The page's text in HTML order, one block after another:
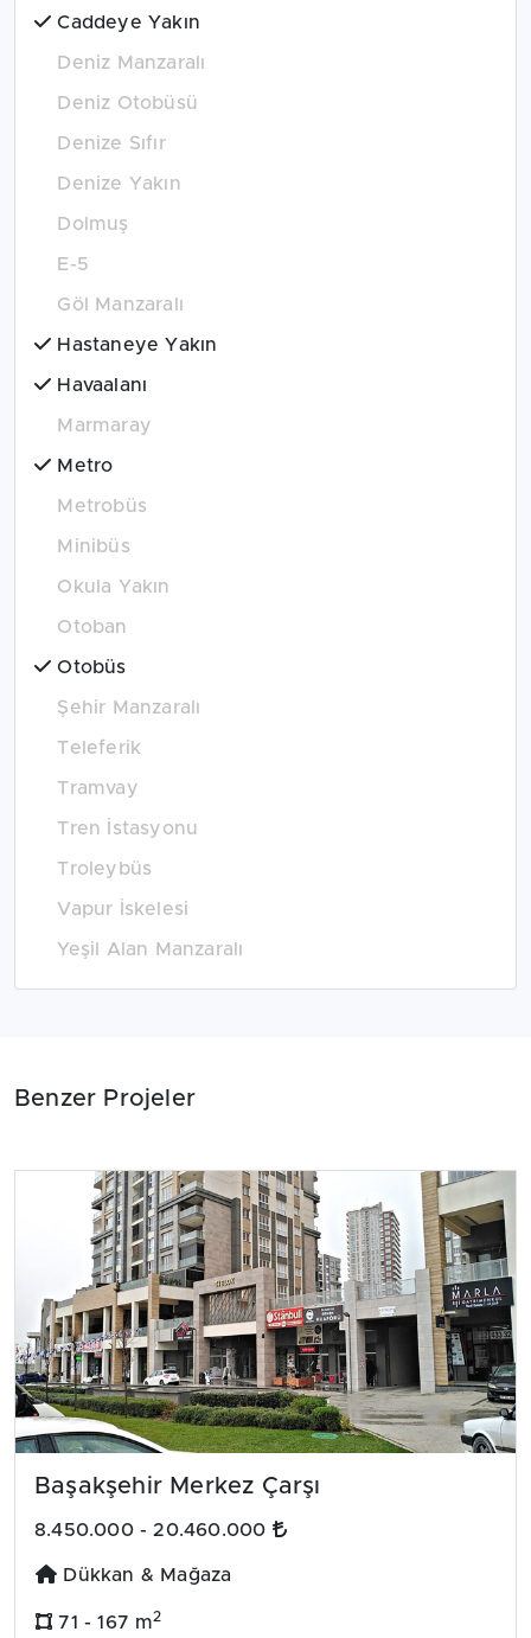
Caddeye Yakın
Deniz Manzaralı
Deniz Otobüsü
Denize Sıfır
Denize Yakın
Dolmuş
E-5
Göl Manzaralı
Hastaneye Yakın
Havaalanı
Marmaray
Metro
Metrobüs
Minibüs
Okula Yakın
Otoban
Otobüs
Şehir Manzaralı
Teleferik
Tramvay
Tren İstasyonu
Troleybüs
Vapur İskelesi
Yeşil Alan Manzaralı
Benzer Projeler
Başakşehir Merkez Çarşı
8.450.000 - 20.460.000
Dükkan & Mağaza
71 - 167 m2